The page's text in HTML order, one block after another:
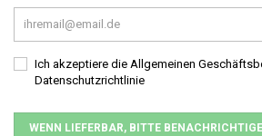
Ich akzeptiere die Allgemeinen
Datenschutzrichtlinie
WENN LIEFERBAR, BITTE